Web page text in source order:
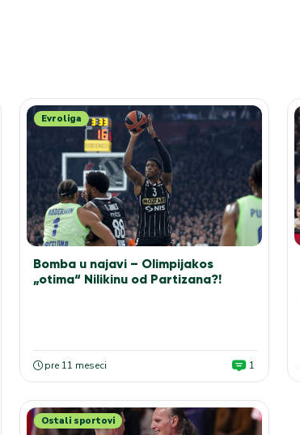
Evroliga
Bomba u najavi – Olimpijakos
„otima“ Nilikinu od Partizana?!
pre 11 meseci 1
Ostali sportovi